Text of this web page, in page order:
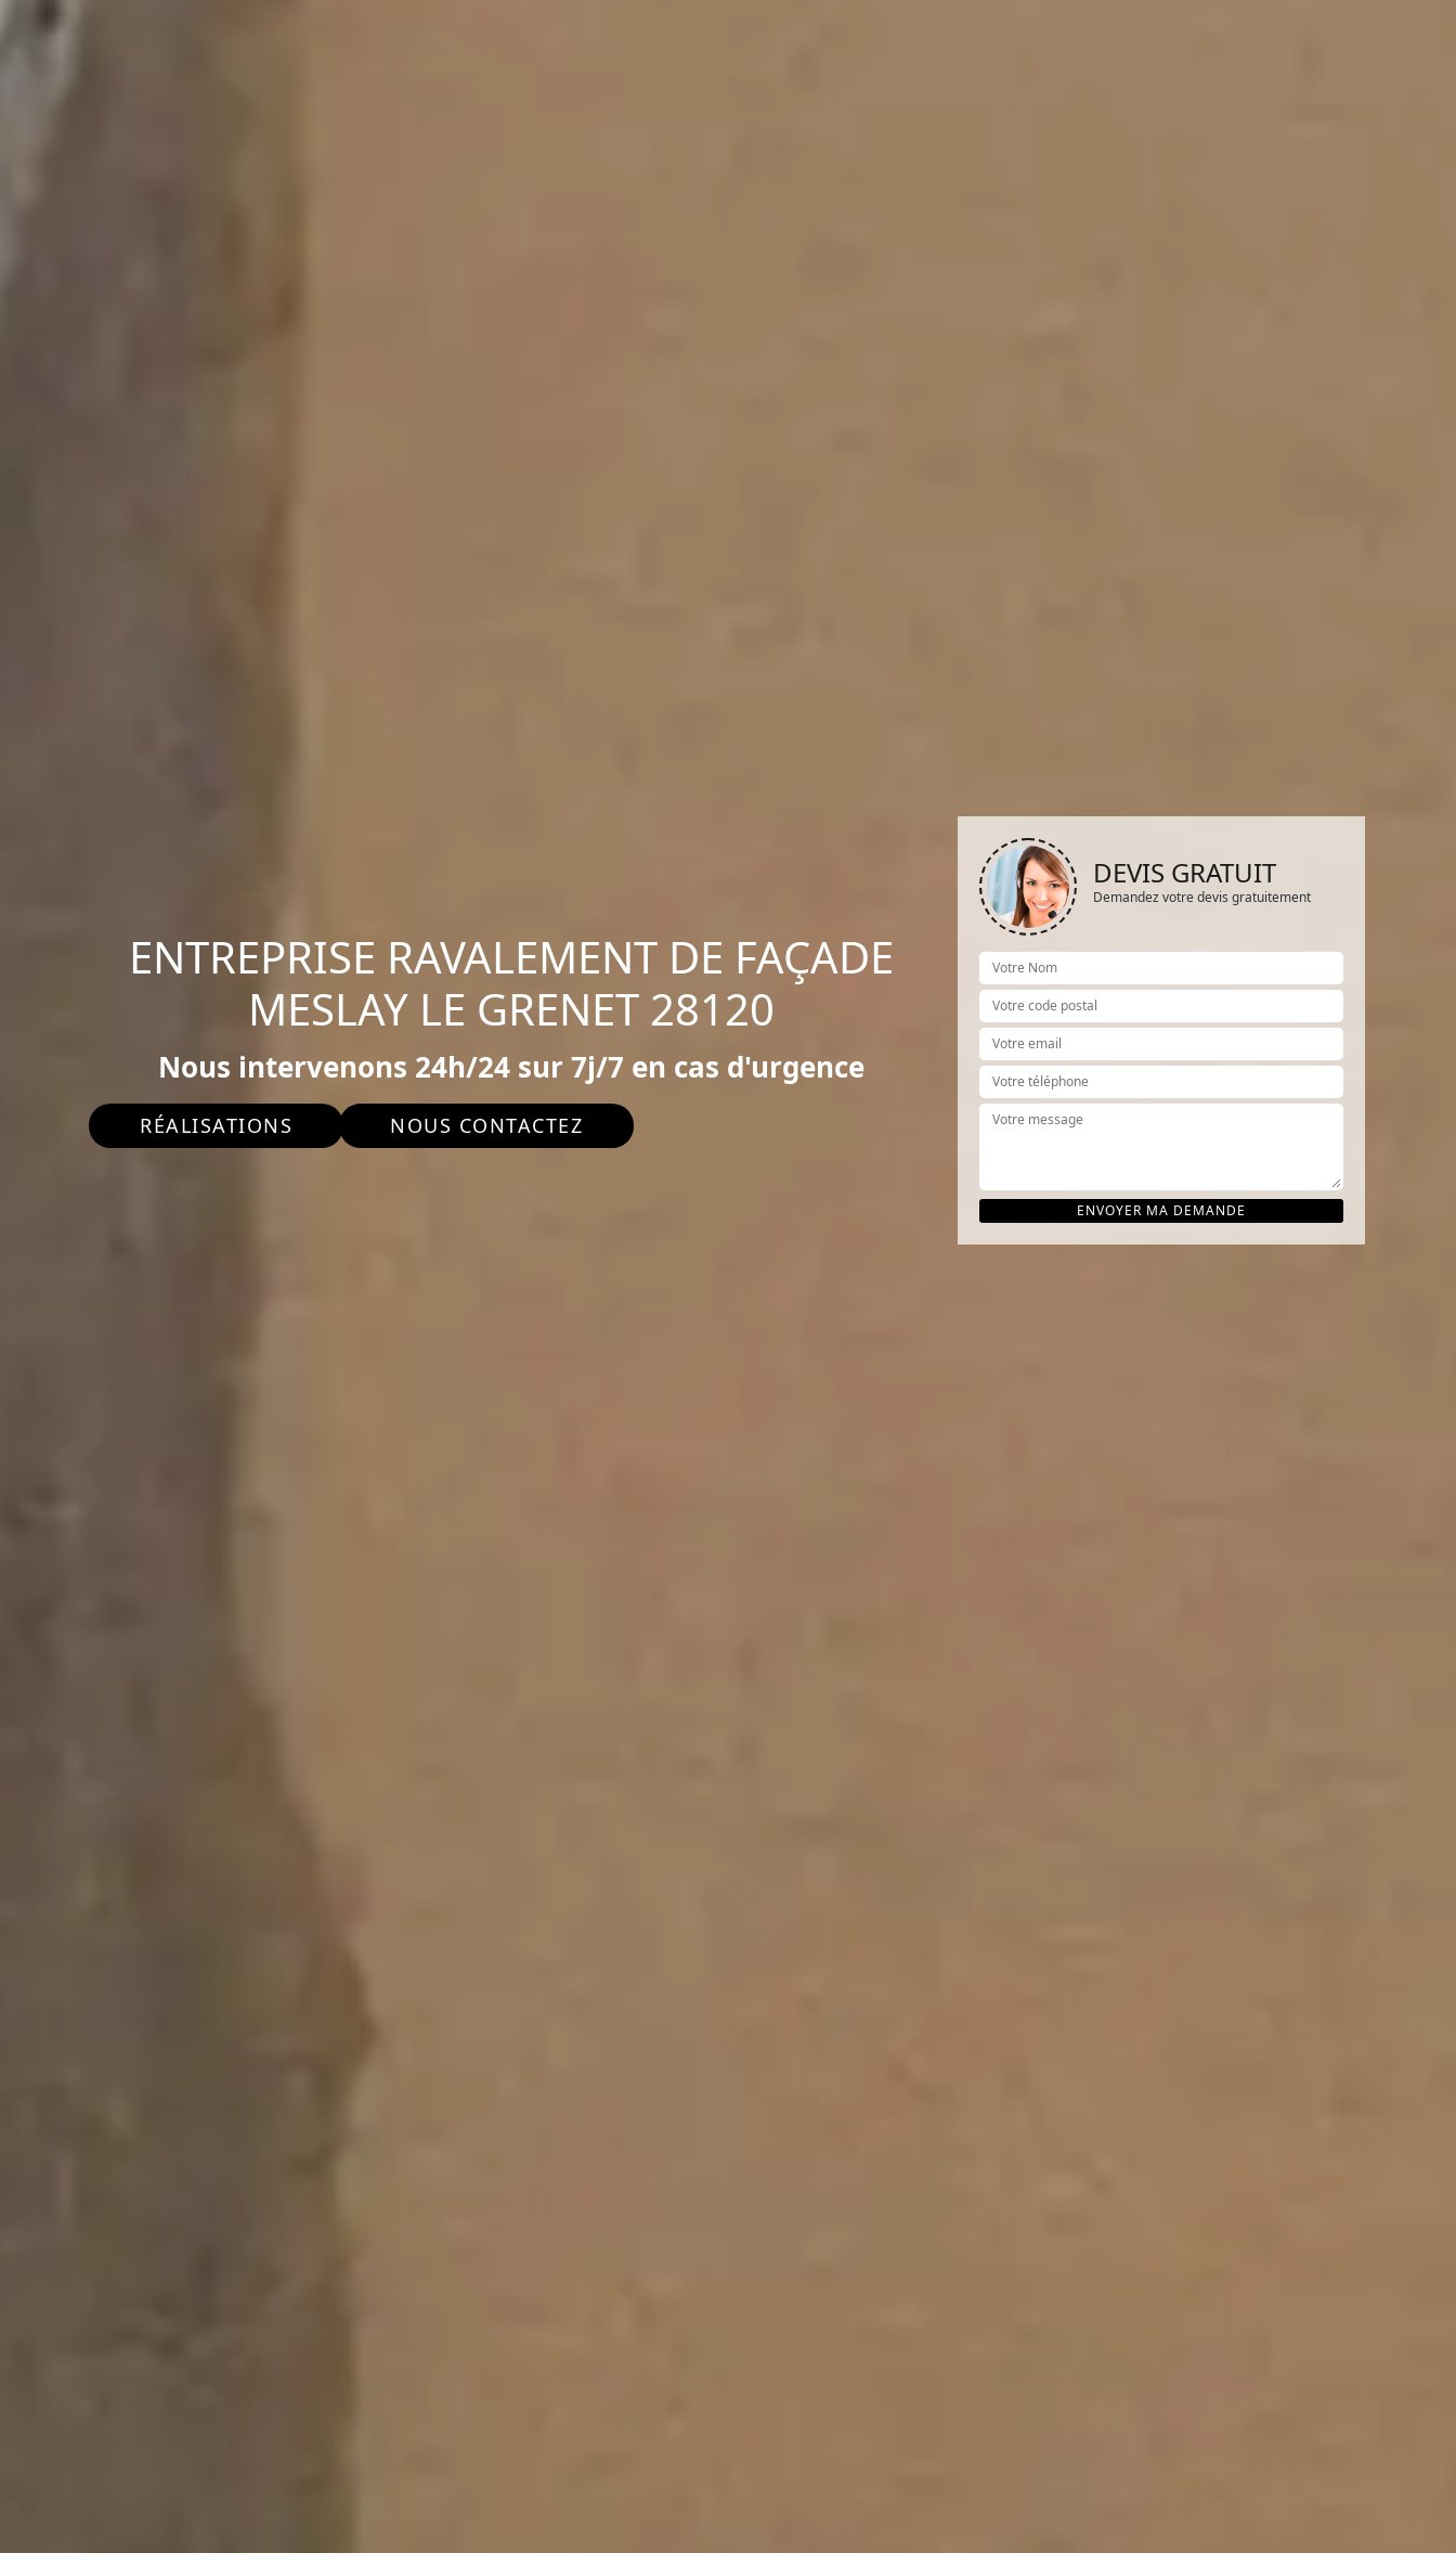
ENTREPRISE RAVALEMENT DE FAÇADE
MESLAY LE GRENET 28120
Nous intervenons 24h/24 sur 7j/7 en cas d'urgence
RÉALISATIONS NOUS CONTACTEZ
DEVIS GRATUIT
Demandez votre devis gratuitement